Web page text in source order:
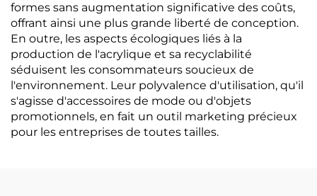
formes sans augmentation significative des coûts,
offrant ainsi une plus grande liberté de conception.
En outre, les aspects écologiques liés à la
production de l'acrylique et sa recyclabilité
séduisent les consommateurs soucieux de
l'environnement. Leur polyvalence d'utilisation, qu'il
s'agisse d'accessoires de mode ou d'objets
promotionnels, en fait un outil marketing précieux
pour les entreprises de toutes tailles.